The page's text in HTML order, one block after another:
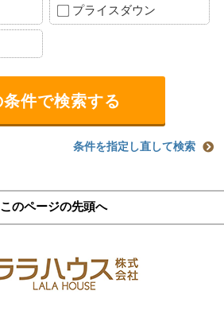
プライスダウン
条件を指定し直して検索
このページの先頭へ